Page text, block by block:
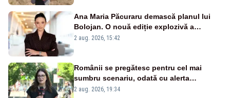
Ana Maria Păcuraru demască planul lui
Bolojan. O nouă ediție explozivă a
emisiunii „Miza Zilei” la Realitatea PLUS
2 aug. 2026, 15:42
Românii se pregătesc pentru cel mai
sumbru scenariu, odată cu alerta
energetică
2 aug. 2026, 19:34